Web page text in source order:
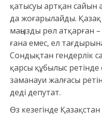
қатысуы артқан сайын
да жоғарылайды.
маңызды рөл атқарған
ғана емес, ел
Сондықтан гендерлік
қарсы құбылыс ретінде
заманауи жалғасы
деді депутат.
Өз кезегінде